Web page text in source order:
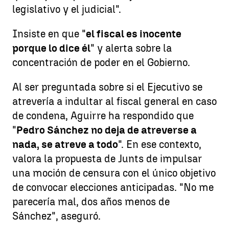
legislativo y el judicial".
Insiste en que "el fiscal es inocente
porque lo dice él" y alerta sobre la
concentración de poder en el Gobierno.
Al ser preguntada sobre si el Ejecutivo se
atrevería a indultar al fiscal general en caso
de condena, Aguirre ha respondido que
"Pedro Sánchez no deja de atreverse a
nada, se atreve a todo". En ese contexto,
valora la propuesta de Junts de impulsar
una moción de censura con el único objetivo
de convocar elecciones anticipadas. "No me
parecería mal, dos años menos de
Sánchez", aseguró.